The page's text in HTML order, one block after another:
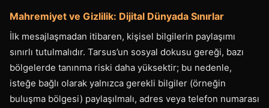
Mahremiyet ve Gizlilik: Dijital Dünyada Sınırlar
İlk mesajlaşmadan itibaren, kişisel bilgilerin paylaşımı
sınırlı tutulmalıdır. Tarsus’un sosyal dokusu gereği, bazı
bölgelerde tanınma riski daha yüksektir; bu nedenle,
isteğe bağlı olarak yalnızca gerekli bilgiler (örneğin
buluşma bölgesi) paylaşılmalı, adres veya telefon numarası